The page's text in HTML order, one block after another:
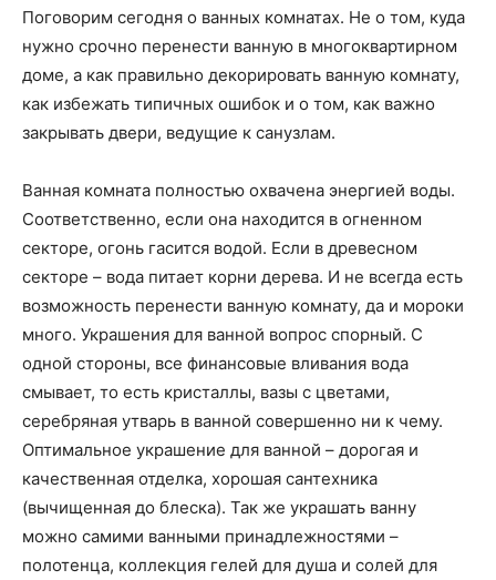
Поговорим сегодня о ванных комнатах. Не о том, куда
нужно срочно перенести ванную в многоквартирном
доме, а как правильно декорировать ванную комнату,
как избежать типичных ошибок и о том, как важно
закрывать двери, ведущие к санузлам.
Ванная комната полностью охвачена энергией воды.
Соответственно, если она находится в огненном
секторе, огонь гасится водой. Если в древесном
секторе – вода питает корни дерева. И не всегда есть
возможность перенести ванную комнату, да и мороки
много. Украшения для ванной вопрос спорный. С
одной стороны, все финансовые вливания вода
смывает, то есть кристаллы, вазы с цветами,
серебряная утварь в ванной совершенно ни к чему.
Оптимальное украшение для ванной – дорогая и
качественная отделка, хорошая сантехника
(вычищенная до блеска). Так же украшать ванну
можно самими ванными принадлежностями –
полотенца, коллекция гелей для душа и солей для